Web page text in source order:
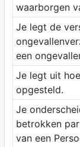
waarborgen
Je legt de
een
Je legt uit
opgesteld.
Je
betrokken
van een